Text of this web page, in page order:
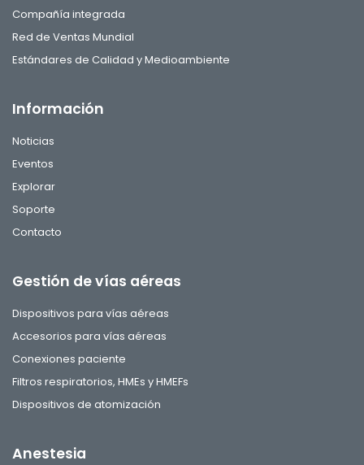
Compañía integrada
Red de Ventas Mundial
Estándares de Calidad y Medioambiente
Información
Noticias
Eventos
Explorar
Soporte
Contacto
Gestión de vías aéreas
Dispositivos para vías aéreas
Accesorios para vías aéreas
Conexiones paciente
Filtros respiratorios, HMEs y HMEFs
Dispositivos de atomización
Anestesia